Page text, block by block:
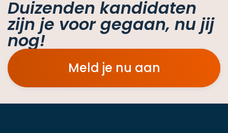
Duizenden kandidaten
zijn je voor gegaan, nu jij
nog!
Meld je nu aan